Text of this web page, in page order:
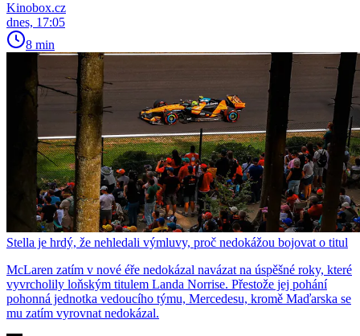
Kinobox.cz
dnes, 17:05
8 min
Stella je hrdý, že nehledali výmluvy, proč nedokážou bojovat o titul
McLaren zatím v nové éře nedokázal navázat na úspěšné roky, které
vyvrcholily loňským titulem Landa Norrise. Přestože jej pohání
pohonná jednotka vedoucího týmu, Mercedesu, kromě Maďarska se
mu zatím vyrovnat nedokázal.